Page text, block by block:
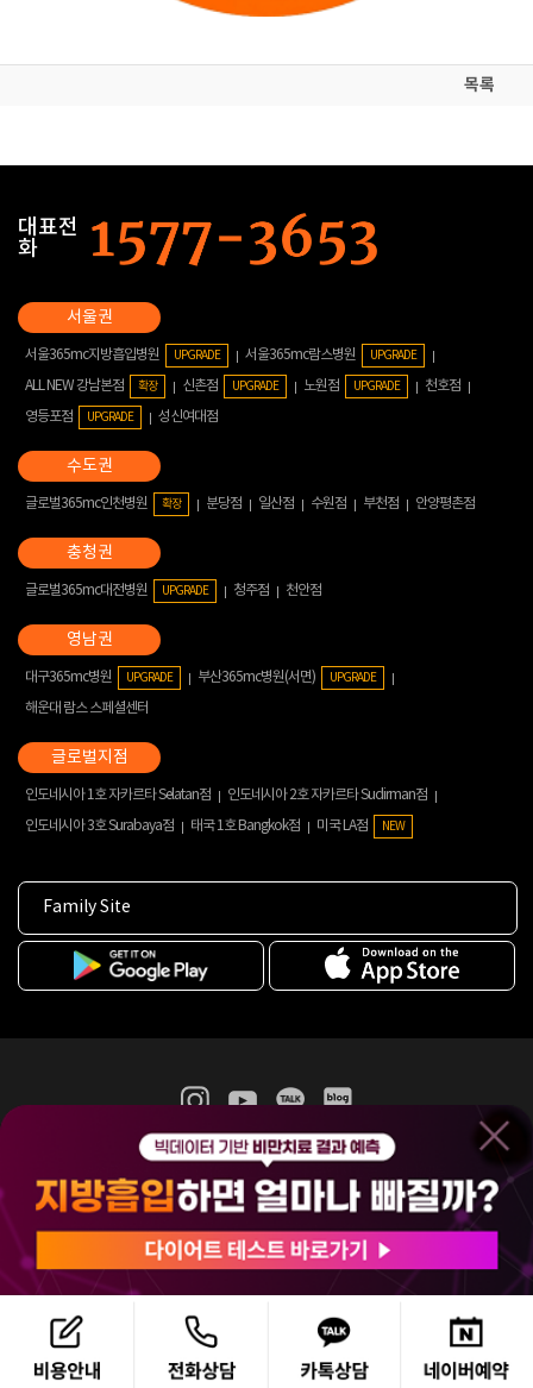
목록
대표전
화
서울365mc지방흡입병원 UPGRADE 서울365mc람스병원 UPGRADE
ALL NEW 강남본점 확장 신촌점 UPGRADE 노원점 UPGRADE
천호점
영등포점
UPGRADE 성신여대점
글로벌365mc인천병원 확장 분당점 일산점 수원점 부천점 안양평촌점
글로벌365mc대전병원 UPGRADE 청주점 천안점
대구365mc병원 UPGRADE 부산365mc병원(서면) UPGRADE
해운대 람스 스페셜센터
인도네시아 1호 자카르타 Selatan점
인도네시아 2호 자카르타 Sudirman점
인도네시아 3호 Surabaya점
태국 1호 Bangkok점 미국 LA점 NEW
Family Site
365mc 병·의원 이용약관
홈페이지 이용약관
비급여진료수가
(주)365mcㅣ서울특별시 서초구 서초대로52길 7, 3~4층(서초동, 제일빌딩)
120-87-04354ㅣ김남철
COPYRIGHT(C) 2025 365mc. ALL RIGHTS RESERVED.